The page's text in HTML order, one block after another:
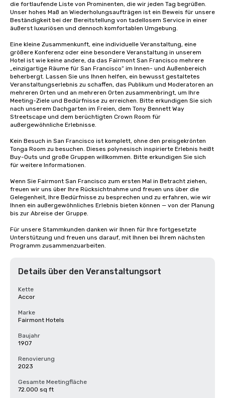
die fortlaufende Liste von Prominenten, die wir jeden Tag begrüßen.
Unser hohes Maß an Wiederholungsaufträgen ist ein Beweis für unsere
Beständigkeit bei der Bereitstellung von tadellosem Service in einer
äußerst luxuriösen und dennoch komfortablen Umgebung.
Eine kleine Zusammenkunft, eine individuelle Veranstaltung, eine
größere Konferenz oder eine besondere Veranstaltung in unserem
Hotel ist wie keine andere, da das Fairmont San Francisco mehrere
„einzigartige Räume für San Francisco“ im Innen- und Außenbereich
beherbergt. Lassen Sie uns Ihnen helfen, ein bewusst gestaltetes
Veranstaltungserlebnis zu schaffen, das Publikum und Moderatoren an
mehreren Orten und an mehreren Orten zusammenbringt, um Ihre
Meeting-Ziele und Bedürfnisse zu erreichen. Bitte erkundigen Sie sich
nach unserem Dachgarten im Freien, dem Tony Bennett Way
Streetscape und dem berüchtigten Crown Room für
außergewöhnliche Erlebnisse.
Kein Besuch in San Francisco ist komplett, ohne den preisgekrönten
Tonga Room zu besuchen. Dieses polynesisch inspirierte Erlebnis heißt
Buy-Outs und große Gruppen willkommen. Bitte erkundigen Sie sich
für weitere Informationen.
Wenn Sie Fairmont San Francisco zum ersten Mal in Betracht ziehen,
freuen wir uns über Ihre Rücksichtnahme und freuen uns über die
Gelegenheit, Ihre Bedürfnisse zu besprechen und zu erfahren, wie wir
Ihnen ein außergewöhnliches Erlebnis bieten können — von der Planung
bis zur Abreise der Gruppe.
Für unsere Stammkunden danken wir Ihnen für Ihre fortgesetzte
Unterstützung und freuen uns darauf, mit Ihnen bei Ihrem nächsten
Programm zusammenzuarbeiten.
Details über den Veranstaltungsort
Kette
Accor
Marke
Fairmont Hotels
Baujahr
1907
Renovierung
2023
Gesamte Meetingfläche
72.000 sq ft